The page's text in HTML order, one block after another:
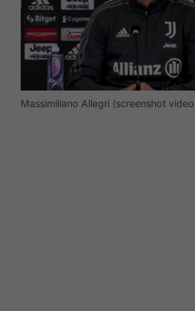
Massimiliano Allegri (screenshot